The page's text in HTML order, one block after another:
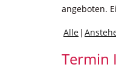
angeboten.
Alle
Termin